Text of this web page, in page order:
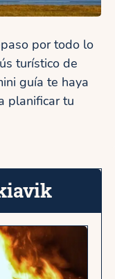
por todo lo
turístico de
guía te haya
planificar tu